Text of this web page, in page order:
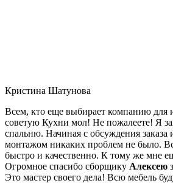
Кристина Шатунова
Всем, кто еще выбирает компанию для
советую Кухни мол! Не пожалеете! Я
спальню. Начиная с обсуждения заказа
монтажом никаких проблем не было.
быстро и качественно. К тому же мне
Огромное спасибо сборщику Алексею
Это мастер своего дела! Всю мебель